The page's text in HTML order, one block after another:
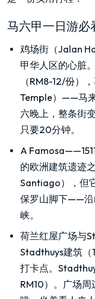
马六甲一日游必
鸡场街（Jalan
甲华人区的心脏
（RM8-12/份）
Temple）——马
六晚上，整条街
只要20分钟。
A
的欧洲建筑遗迹
Santiago），但
保罗山脚下——沿
峡。
荷兰红屋广场与
Stadthuys建筑（
打卡点。
RM10）。广场